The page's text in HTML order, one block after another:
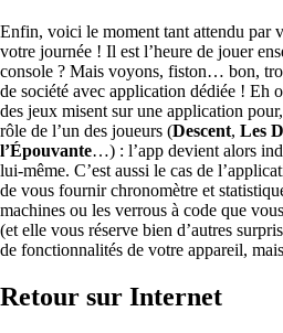
Enfin, voici le moment tant attendu par
votre journée ! Il est l’heure de jouer
console ? Mais voyons, fiston… bon,
de société avec application dédiée ! Eh
des jeux misent sur une application
rôle de l’un des joueurs (Descent, Les
l’Épouvante…) : l’app devient alors
lui-même. C’est aussi le cas de
de vous fournir chronomètre et
machines ou les verrous à code que
(et elle vous réserve bien d’autres
de fonctionnalités de votre appareil,
Retour sur Internet